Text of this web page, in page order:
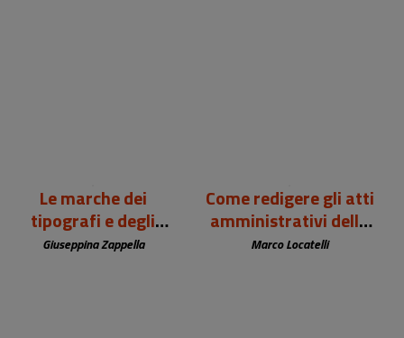
Le marche dei
tipografi e degli
editori europei (sec.
Giuseppina Zappella
Come redigere gli atti
amministrativi della
biblioteca
Marco Locatelli